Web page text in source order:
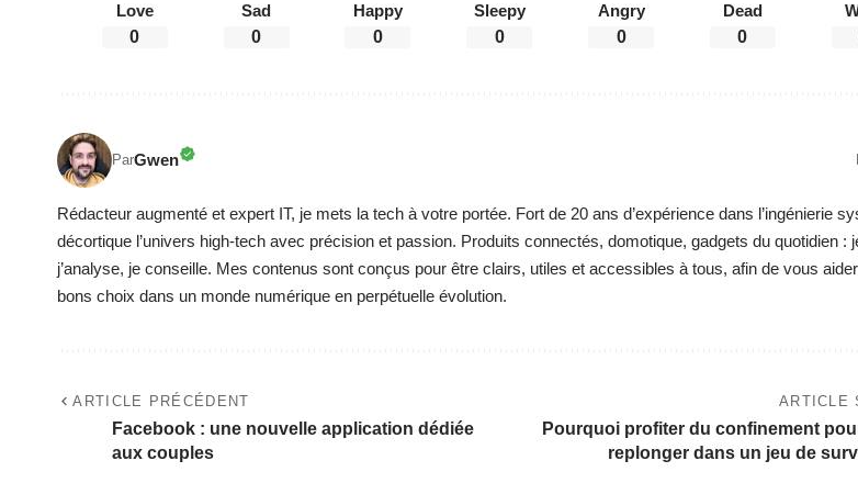
Love
0
Sad
0
Happy
0
Sleepy
0
Angry
0
Dead
0
ParGwen
Rédacteur augmenté et expert IT, je mets la tech à votre portée. Fort de 20 ans d’expérience dans l’ingénierie
décortique l’univers high-tech avec précision et passion. Produits connectés, domotique, gadgets du quotidien :
j’analyse, je conseille. Mes contenus sont conçus pour être clairs, utiles et accessibles à tous, afin de vous
bons choix dans un monde numérique en perpétuelle évolution.
ARTICLE PRÉCÉDENT
Facebook : une nouvelle application dédiée
aux couples
ARTICLE
Pourquoi profiter du confinement
replonger dans un jeu de